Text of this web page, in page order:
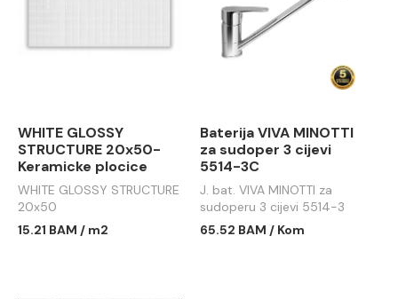
WHITE GLOSSY
STRUCTURE 20x50-
Keramicke plocice
WHITE GLOSSY STRUCTURE
20x50
15.21 BAM / m2
Baterija VIVA MINOTTI
za sudoper 3 cijevi
5514-3C
J. bat. VIVA MINOTTI za
sudoperu 3 cijevi 5514-3
65.52 BAM / Kom